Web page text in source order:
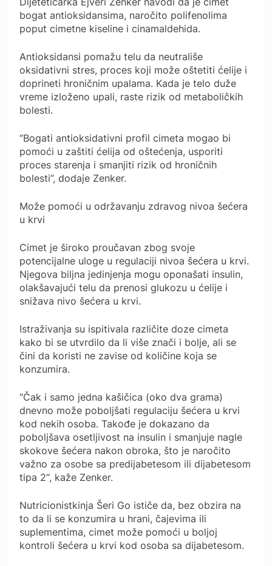
bogat antioksidansima, naročito polifenolima
poput cimetne kiseline i cinamaldehida.
Antioksidansi pomažu telu da neutrališe
oksidativni stres, proces koji može oštetiti ćelije i
doprineti hroničnim upalama. Kada je telo duže
vreme izloženo upali, raste rizik od metaboličkih
bolesti.
“Bogati antioksidativni profil cimeta mogao bi
pomoći u zaštiti ćelija od oštećenja, usporiti
proces starenja i smanjiti rizik od hroničnih
bolesti”, dodaje Zenker.
Može pomoći u održavanju zdravog nivoa šećera
u krvi
Cimet je široko proučavan zbog svoje
potencijalne uloge u regulaciji nivoa šećera u krvi.
Njegova biljna jedinjenja mogu oponašati insulin,
olakšavajući telu da prenosi glukozu u ćelije i
snižava nivo šećera u krvi.
Istraživanja su ispitivala različite doze cimeta
kako bi se utvrdilo da li više znači i bolje, ali se
čini da koristi ne zavise od količine koja se
konzumira.
“Čak i samo jedna kašičica (oko dva grama)
dnevno može poboljšati regulaciju šećera u krvi
kod nekih osoba. Takođe je dokazano da
poboljšava osetljivost na insulin i smanjuje nagle
skokove šećera nakon obroka, što je naročito
važno za osobe sa predijabetesom ili dijabetesom
tipa 2“, kaže Zenker.
Nutricionistkinja Šeri Go ističe da, bez obzira na
to da li se konzumira u hrani, čajevima ili
suplementima, cimet može pomoći u boljoj
kontroli šećera u krvi kod osoba sa dijabetesom.